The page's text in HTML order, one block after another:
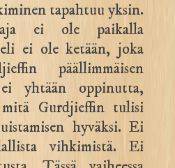
tapahtuu yksin.
ei ole paikalla
eli ei ole ketään, joka
päällimmäisen
yhtään oppinutta,
Gurdjieffin tulisi
hyväksi. Ei
vihkimistä. Ei